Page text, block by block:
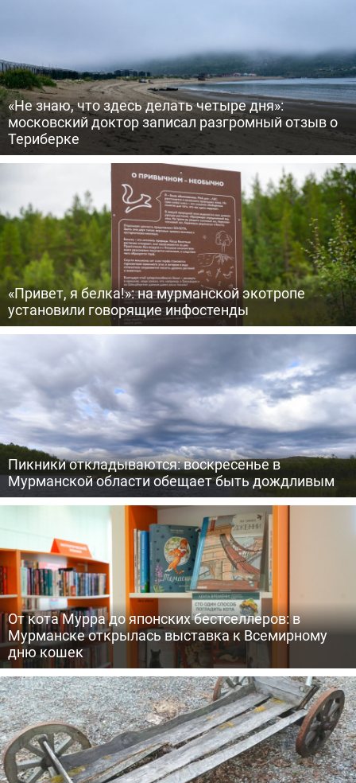
«Не знаю, что здесь делать четыре дня»:
московский доктор записал разгромный отзыв о
Териберке
«Привет, я белка!»: на мурманской экотропе
установили говорящие инфостенды
Пикники откладываются: воскресенье в
Мурманской области обещает быть дождливым
От кота Мурра до японских бестселлеров: в
Мурманске открылась выставка к Всемирному
дню кошек